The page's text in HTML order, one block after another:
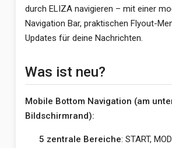
durch ELIZA navigieren – mit einer
Navigation Bar, praktischen Flyout-
Updates für deine Nachrichten.
Was ist neu?
Mobile Bottom Navigation (am
Bildschirmrand):
5 zentrale Bereiche: START,